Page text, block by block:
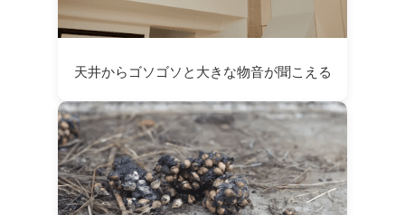
天井からゴソゴソと大きな物音が聞こえる